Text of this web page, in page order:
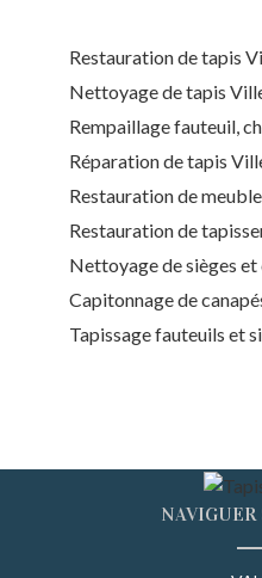
Restauration de tapis
Nettoyage de tapis
Rempaillage fauteuil,
Réparation de tapis
Restauration de
Restauration de
Nettoyage de sièges
Capitonnage de
Tapissage fauteuils et
NAVIGUER